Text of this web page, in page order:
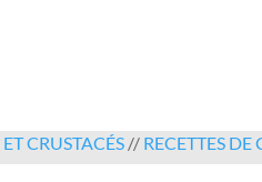
CRUSTACÉS // RECETTES DE